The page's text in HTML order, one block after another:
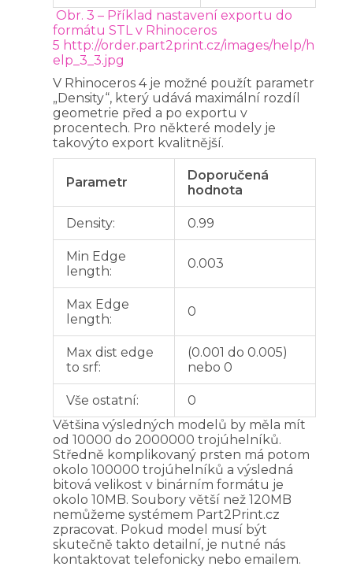
Obr. 3 – Příklad nastavení exportu do
formátu STL v Rhinoceros
5 http://order.part2print.cz/images/help/h
elp_3_3.jpg
V Rhinoceros 4 je možné použít parametr
„Density“, který udává maximální rozdíl
geometrie před a po exportu v
procentech. Pro některé modely je
takovýto export kvalitnější.
Parametr
Doporučená
hodnota
Density: 0.99
Min Edge
length:
0.003
Max Edge
length:
0
Max dist edge
to srf:
(0.001 do 0.005)
nebo 0
Vše ostatní:
0
Většina výsledných modelů by měla mít
od 10000 do 2000000 trojúhelníků.
Středně komplikovaný prsten má potom
okolo 100000 trojúhelníků a výsledná
bitová velikost v binárním formátu je
okolo 10MB. Soubory větší než 120MB
nemůžeme systémem Part2Print.cz
zpracovat. Pokud model musí být
skutečně takto detailní, je nutné nás
kontaktovat telefonicky nebo emailem.